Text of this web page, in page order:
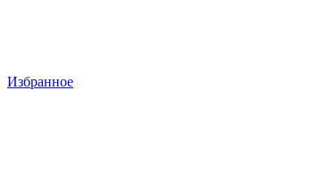
Избранное